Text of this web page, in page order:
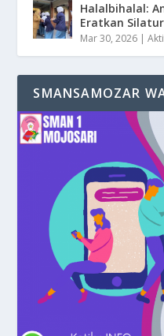
Halalbihalal:
Eratkan
Mar 30, 2026 |
SMANSAMOZAR